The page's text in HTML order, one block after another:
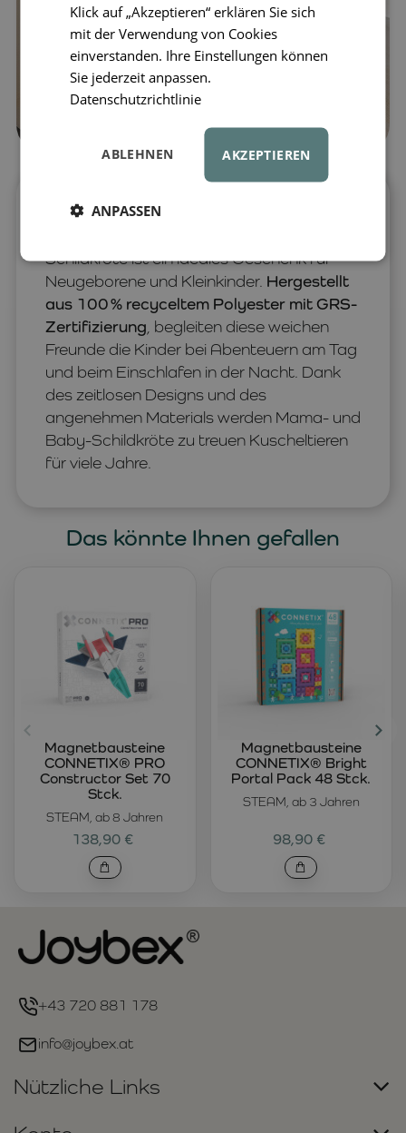
Das niedliche LIEWOOD Berto and Baby
Schildkröte ist ein ideales Geschenk für
Neugeborene und Kleinkinder. Hergestellt
aus 100 % recyceltem Polyester mit GRS-
Zertifizierung , begleiten diese weichen
Freunde die Kinder bei Abenteuern am Tag
und beim Einschlafen in der Nacht. Dank
des zeitlosen Designs und des
angenehmen Materials werden Mama- und
Baby-Schildkröte zu treuen Kuscheltieren
für viele Jahre.
Das könnte Ihnen gefallen
STEAM, ab 8 Jahren
Magnetbausteine
CONNETIX® PRO
Constructor Set 70
Stck.
138,90 €
STEAM, ab 3 Jahren
Magnetbausteine
CONNETIX® Bright
Portal Pack 48 Stck.
98,90 €
+43 720 881 178
info@joybex.at
Nützliche Links
Klick auf „Akzeptieren“ erklären Sie sich
mit der Verwendung von Cookies
einverstanden. Ihre Einstellungen können
Sie jederzeit anpassen.
Datenschutzrichtlinie
AKZEPTIEREN
ABLEHNEN
ANPASSEN